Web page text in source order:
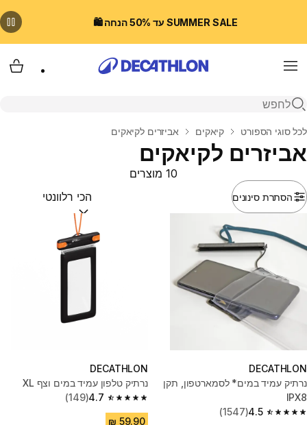
SUMMER SALE עד 50% הנחה 🛍️
Menu
פתיחת חיפוש
בית
לכל סוגי הספורט קיאקים אביזרים לקיאקים
אביזרים לקיאקים
הסתרת סינונים
10 מוצרים
מיין לפי:(optional)
DECATHLON
נרתיק עמיד במים* לסמארטפון, תקן
IPX8
4.5
4.5 out of 5 stars from 1547 reviews
(1547)
DECATHLON
נרתיק טלפון עמיד במים וצף XL
4.7
4.7 out of 5 stars from 149 reviews
(149)